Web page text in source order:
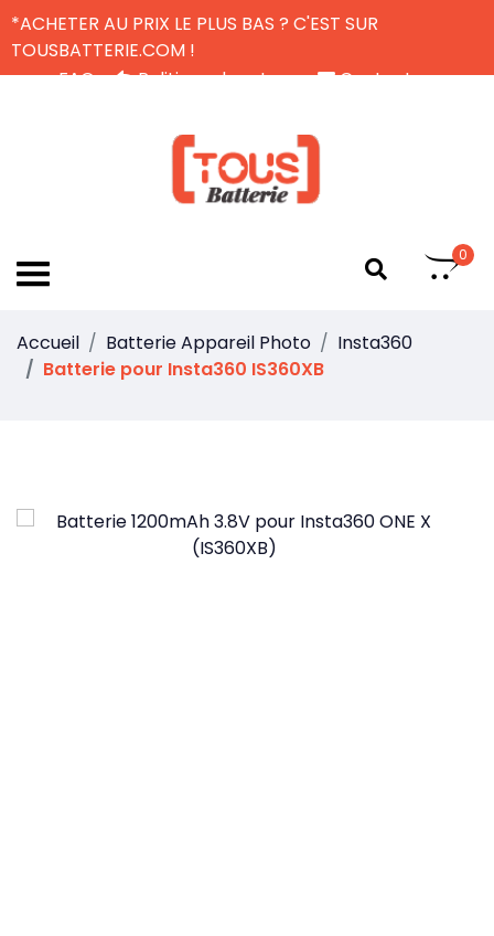
*ACHETER AU PRIX LE PLUS BAS ? C'EST SUR
TOUSBATTERIE.COM !
FAQ
Politique de retour
Contactez-nous
0
Accueil Batterie Appareil Photo
Insta360
Batterie pour Insta360 IS360XB